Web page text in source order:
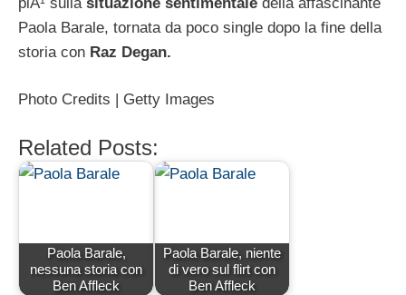
Paola Barale, tornata da poco single dopo la fine della
storia con Raz Degan.
Photo Credits | Getty Images
Related Posts:
Paola Barale,
nessuna storia con
Ben Affleck
Paola Barale, niente
di vero sul flirt con
Ben Affleck